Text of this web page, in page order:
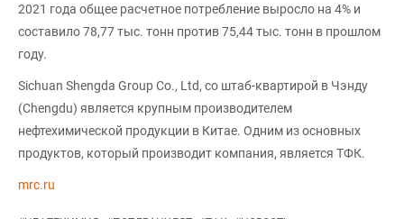
2021 года общее расчетное потребление выросло на 4% и
составило 78,77 тыс. тонн против 75,44 тыс. тонн в прошлом
году.
Sichuan Shengda Group Co., Ltd, со штаб-квартирой в Чэнду
(Chengdu) является крупным производителем
нефтехимической продукции в Китае. Одним из основных
продуктов, который производит компания, является ТФК.
mrc.ru